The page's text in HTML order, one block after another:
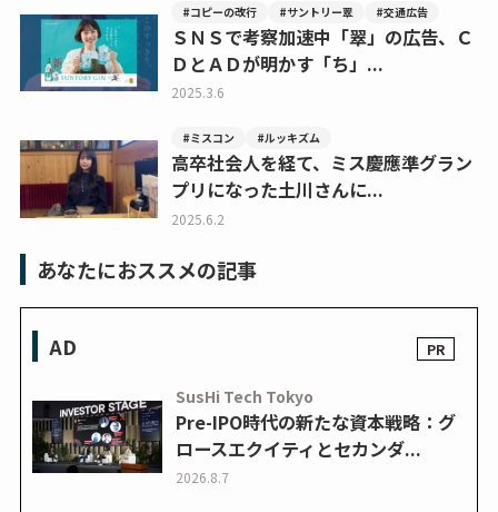
#コピーの改行 #サントリー翠 #交通広告
ＳＮＳで考察加速中「翠」の広告、Ｃ
ＤとＡＤが明かす「ち」...
2025.3.6
#ミスコン #ルッキズム
高卒社会人を経て、ミス慶應準グラン
プリになった土川さんに...
2025.6.2
あなたにおススメの記事
AD
SusHi Tech Tokyo
Pre-IPO時代の新たな資本戦略：グ
ロースエクイティとセカンダ...
2026.8.7